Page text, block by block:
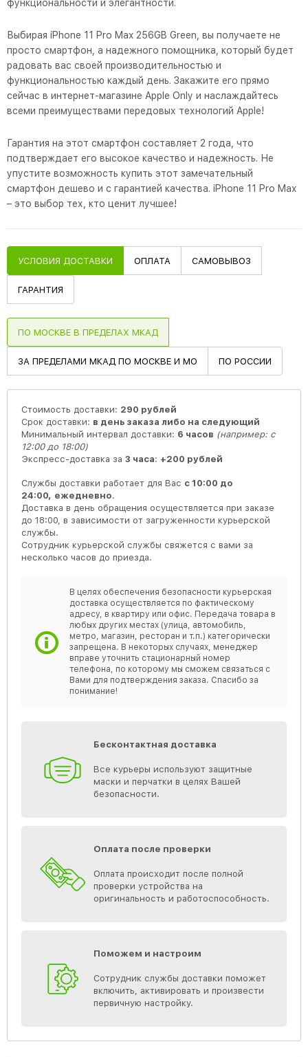
функциональности и элегантности.
Выбирая iPhone 11 Pro Max 256GB Green, вы получаете не
просто смартфон, а надежного помощника, который будет
радовать вас своей производительностью и
функциональностью каждый день. Закажите его прямо
сейчас в интернет-магазине Apple Only и наслаждайтесь
всеми преимуществами передовых технологий Apple!
Гарантия на этот смартфон составляет 2 года, что
подтверждает его высокое качество и надежность. Не
упустите возможность купить этот замечательный
смартфон дешево и с гарантией качества. iPhone 11 Pro Max
– это выбор тех, кто ценит лучшее!
УСЛОВИЯ ДОСТАВКИ ОПЛАТА САМОВЫВОЗ
ГАРАНТИЯ
ПО МОСКВЕ В ПРЕДЕЛАХ МКАД
ЗА ПРЕДЕЛАМИ МКАД ПО МОСКВЕ И МО ПО РОССИИ
Стоимость доставки: 290 рублей
Срок доставки: в день заказа либо на следующий
Минимальный интервал доставки: 6 часов (например: с
12:00 до 18:00)
Экспресс-доставка за 3 часа: +200 рублей
Службы доставки работает для Вас с 10:00 до
24:00, ежедневно.
Доставка в день обращения осуществляется при заказе
до 18:00, в зависимости от загруженности курьерской
службы.
Сотрудник курьерской службы свяжется с вами за
несколько часов до приезда.
В целях обеспечения безопасности курьерская
доставка осуществляется по фактическому
адресу, в квартиру или офис. Передача товара в
любых других местах (улица, автомобиль,
метро, магазин, ресторан и т.п.) категорически
запрещена. В некоторых случаях, менеджер
вправе уточнить стационарный номер
телефона, по которому мы сможем связаться с
Вами для подтверждения заказа. Спасибо за
понимание!
Бесконтактная доставка
Все курьеры используют защитные
маски и перчатки в целях Вашей
безопасности.
Оплата после проверки
Оплата происходит после полной
проверки устройства на
оригинальность и работоспособность.
Поможем и настроим
Сотрудник службы доставки поможет
включить, активировать и произвести
первичную настройку.